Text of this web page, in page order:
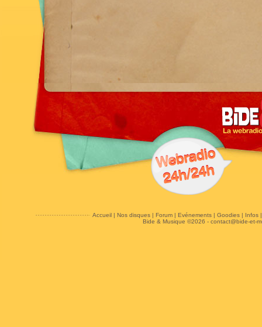
Accueil| Nos disques| Forum| Evénements| Goodies| Infos
Bide & Musique ©2026 - contact@bide-et-